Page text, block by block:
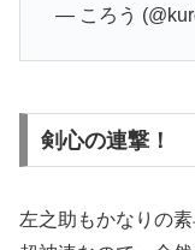
— ころう
剣心の連撃！
左之助もかなりの